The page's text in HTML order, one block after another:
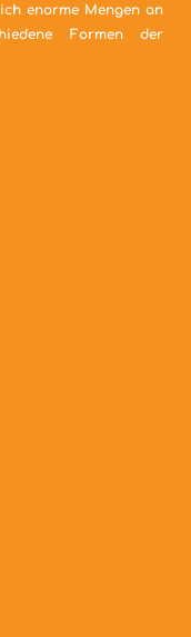
enorme Mengen an
Formen der